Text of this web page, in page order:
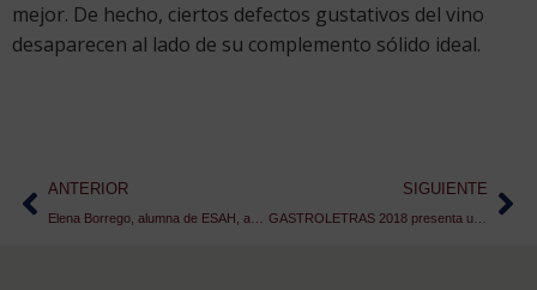
mejor. De hecho, ciertos defectos gustativos del vino
desaparecen al lado de su complemento sólido ideal.
ANTERIOR
Elena Borrego, alumna de ESAH, abre su propia pastelería en Salamanca
SIGUIENTE
GASTROLETRAS 2018 presenta un Madrid de cine a bocados